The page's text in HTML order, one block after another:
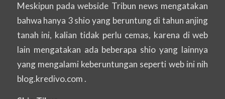
Meskipun pada webside Tribun news mengatakan
bahwa hanya 3 shio yang beruntung di tahun anjing
tanah ini, kalian tidak perlu cemas, karena di web
lain mengatakan ada beberapa shio yang lainnya
yang mengalami keberuntungan seperti web ini nih
blog.kredivo.com .